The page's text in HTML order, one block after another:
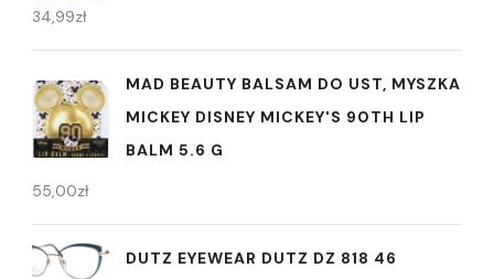
34,99zł
MAD BEAUTY BALSAM DO UST, MYSZKA
MICKEY DISNEY MICKEY'S 90TH LIP
BALM 5.6 G
55,00zł
DUTZ EYEWEAR DUTZ DZ 818 46